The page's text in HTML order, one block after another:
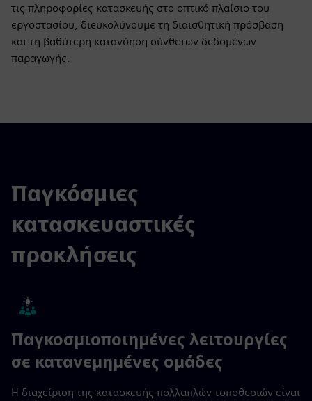
τις πληροφορίες κατασκευής στο οπτικό πλαίσιο του
εργοστασίου, διευκολύνουμε τη διαισθητική πρόσβαση
και τη βαθύτερη κατανόηση σύνθετων δεδομένων
παραγωγής.
Παγκόσμιες
κατασκευαστικές
προκλήσεις
Παγκοσμιοποιημένες λειτουργίες
σε κατανεμημένες ομάδες
Η διαχείριση της κατασκευής πολλαπλών τοποθεσιών είναι